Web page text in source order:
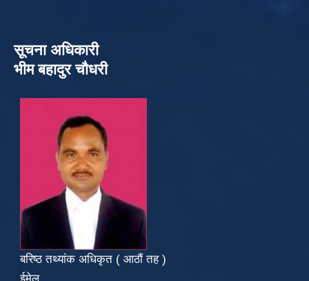
सूचना अधिकारी
भीम बहादुर चौधरी
बरिष्ठ तथ्यांक अधिकृत ( आठौं तह )